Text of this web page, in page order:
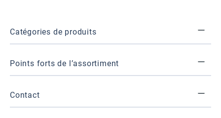
Catégories de produits
Points forts de l’assortiment
Contact